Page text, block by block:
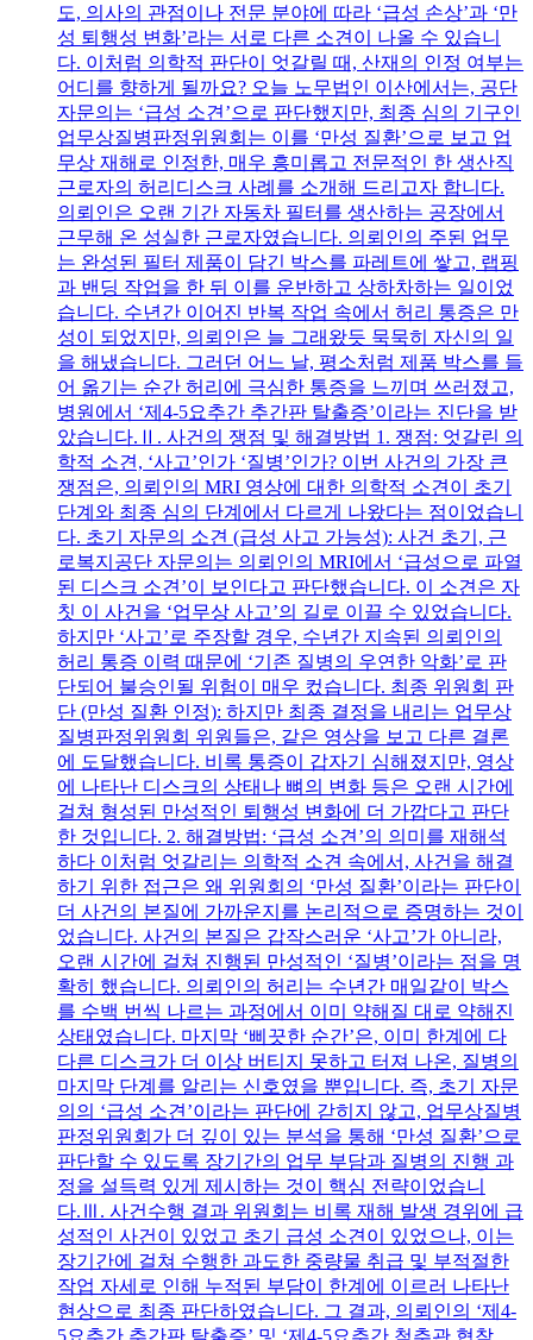
도, 의사의 관점이나 전문 분야에 따라 ‘급성 손상’과 ‘만
성 퇴행성 변화’라는 서로 다른 소견이 나올 수 있습니
다. 이처럼 의학적 판단이 엇갈릴 때, 산재의 인정 여부는
어디를 향하게 될까요? 오늘 노무법인 이산에서는, 공단
자문의는 ‘급성 소견’으로 판단했지만, 최종 심의 기구인
업무상질병판정위원회는 이를 ‘만성 질환’으로 보고 업
무상 재해로 인정한, 매우 흥미롭고 전문적인 한 생산직
근로자의 허리디스크 사례를 소개해 드리고자 합니다.
의뢰인은 오랜 기간 자동차 필터를 생산하는 공장에서
근무해 온 성실한 근로자였습니다. 의뢰인의 주된 업무
는 완성된 필터 제품이 담긴 박스를 파레트에 쌓고, 랩핑
과 밴딩 작업을 한 뒤 이를 운반하고 상하차하는 일이었
습니다. 수년간 이어진 반복 작업 속에서 허리 통증은 만
성이 되었지만, 의뢰인은 늘 그래왔듯 묵묵히 자신의 일
을 해냈습니다. 그러던 어느 날, 평소처럼 제품 박스를 들
어 옮기는 순간 허리에 극심한 통증을 느끼며 쓰러졌고,
병원에서 ‘제4-5요추간 추간판 탈출증’이라는 진단을 받
았습니다.Ⅱ. 사건의 쟁점 및 해결방법 1. 쟁점: 엇갈린 의
학적 소견, ‘사고’인가 ‘질병’인가? 이번 사건의 가장 큰
쟁점은, 의뢰인의 MRI 영상에 대한 의학적 소견이 초기
단계와 최종 심의 단계에서 다르게 나왔다는 점이었습니
다. 초기 자문의 소견 (급성 사고 가능성): 사건 초기, 근
로복지공단 자문의는 의뢰인의 MRI에서 ‘급성으로 파열
된 디스크 소견’이 보인다고 판단했습니다. 이 소견은 자
칫 이 사건을 ‘업무상 사고’의 길로 이끌 수 있었습니다.
하지만 ‘사고’로 주장할 경우, 수년간 지속된 의뢰인의
허리 통증 이력 때문에 ‘기존 질병의 우연한 악화’로 판
단되어 불승인될 위험이 매우 컸습니다. 최종 위원회 판
단 (만성 질환 인정): 하지만 최종 결정을 내리는 업무상
질병판정위원회 위원들은, 같은 영상을 보고 다른 결론
에 도달했습니다. 비록 통증이 갑자기 심해졌지만, 영상
에 나타난 디스크의 상태나 뼈의 변화 등은 오랜 시간에
걸쳐 형성된 만성적인 퇴행성 변화에 더 가깝다고 판단
한 것입니다. 2. 해결방법: ‘급성 소견’의 의미를 재해석
하다 이처럼 엇갈리는 의학적 소견 속에서, 사건을 해결
하기 위한 접근은 왜 위원회의 ‘만성 질환’이라는 판단이
더 사건의 본질에 가까운지를 논리적으로 증명하는 것이
었습니다. 사건의 본질은 갑작스러운 ‘사고’가 아니라,
오랜 시간에 걸쳐 진행된 만성적인 ‘질병’이라는 점을 명
확히 했습니다. 의뢰인의 허리는 수년간 매일같이 박스
를 수백 번씩 나르는 과정에서 이미 약해질 대로 약해진
상태였습니다. 마지막 ‘삐끗한 순간’은, 이미 한계에 다
다른 디스크가 더 이상 버티지 못하고 터져 나온, 질병의
마지막 단계를 알리는 신호였을 뿐입니다. 즉, 초기 자문
의의 ‘급성 소견’이라는 판단에 갇히지 않고, 업무상질병
판정위원회가 더 깊이 있는 분석을 통해 ‘만성 질환’으로
판단할 수 있도록 장기간의 업무 부담과 질병의 진행 과
정을 설득력 있게 제시하는 것이 핵심 전략이었습니
다.Ⅲ. 사건수행 결과 위원회는 비록 재해 발생 경위에 급
성적인 사건이 있었고 초기 급성 소견이 있었으나, 이는
장기간에 걸쳐 수행한 과도한 중량물 취급 및 부적절한
작업 자세로 인해 누적된 부담이 한계에 이르러 나타난
현상으로 최종 판단하였습니다. 그 결과, 의뢰인의 ‘제4-
5요추간 추간판 탈출증’ 및 ‘제4-5요추간 척추관 협착